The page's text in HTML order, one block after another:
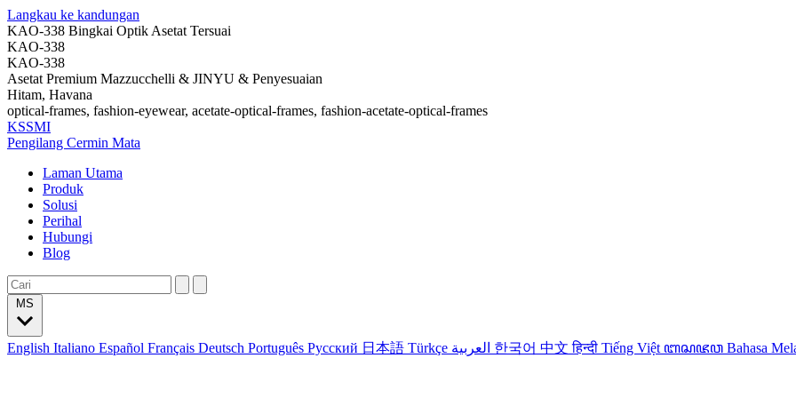
Langkau ke kandungan
KAO-338 Bingkai Optik Asetat Tersuai
KAO-338
KAO-338
Asetat Premium Mazzucchelli & JINYU & Penyesuaian
Hitam, Havana
optical-frames, fashion-eyewear, acetate-optical-frames, fashion-acetate-optical-frames
KSSMI
Pengilang Cermin Mata
Laman Utama
Produk
Solusi
Perihal
Hubungi
Blog
English Italiano Español Français Deutsch Português Русский 日本語 Türkçe 한국어 中文हिन्दी Tiếng Việt ꦧꦱꦗꦮ Bahasa